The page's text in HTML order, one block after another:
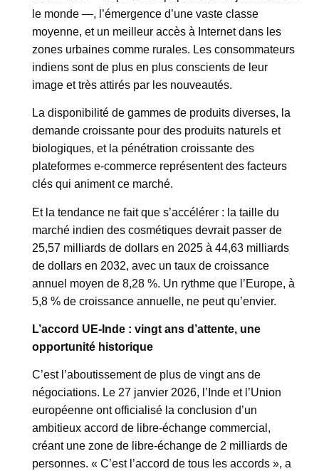
le monde —, l’émergence d’une vaste classe
moyenne, et un meilleur accès à Internet dans les
zones urbaines comme rurales. Les consommateurs
indiens sont de plus en plus conscients de leur
image et très attirés par les nouveautés.
La disponibilité de gammes de produits diverses, la
demande croissante pour des produits naturels et
biologiques, et la pénétration croissante des
plateformes e-commerce représentent des facteurs
clés qui animent ce marché.
Et la tendance ne fait que s’accélérer : la taille du
marché indien des cosmétiques devrait passer de
25,57 milliards de dollars en 2025 à 44,63 milliards
de dollars en 2032, avec un taux de croissance
annuel moyen de 8,28 %. Un rythme que l’Europe, à
5,8 % de croissance annuelle, ne peut qu’envier.
L’accord UE-Inde : vingt ans d’attente, une
opportunité historique
C’est l’aboutissement de plus de vingt ans de
négociations. Le 27 janvier 2026, l’Inde et l’Union
européenne ont officialisé la conclusion d’un
ambitieux accord de libre-échange commercial,
créant une zone de libre-échange de 2 milliards de
personnes. « C’est l’accord de tous les accords », a